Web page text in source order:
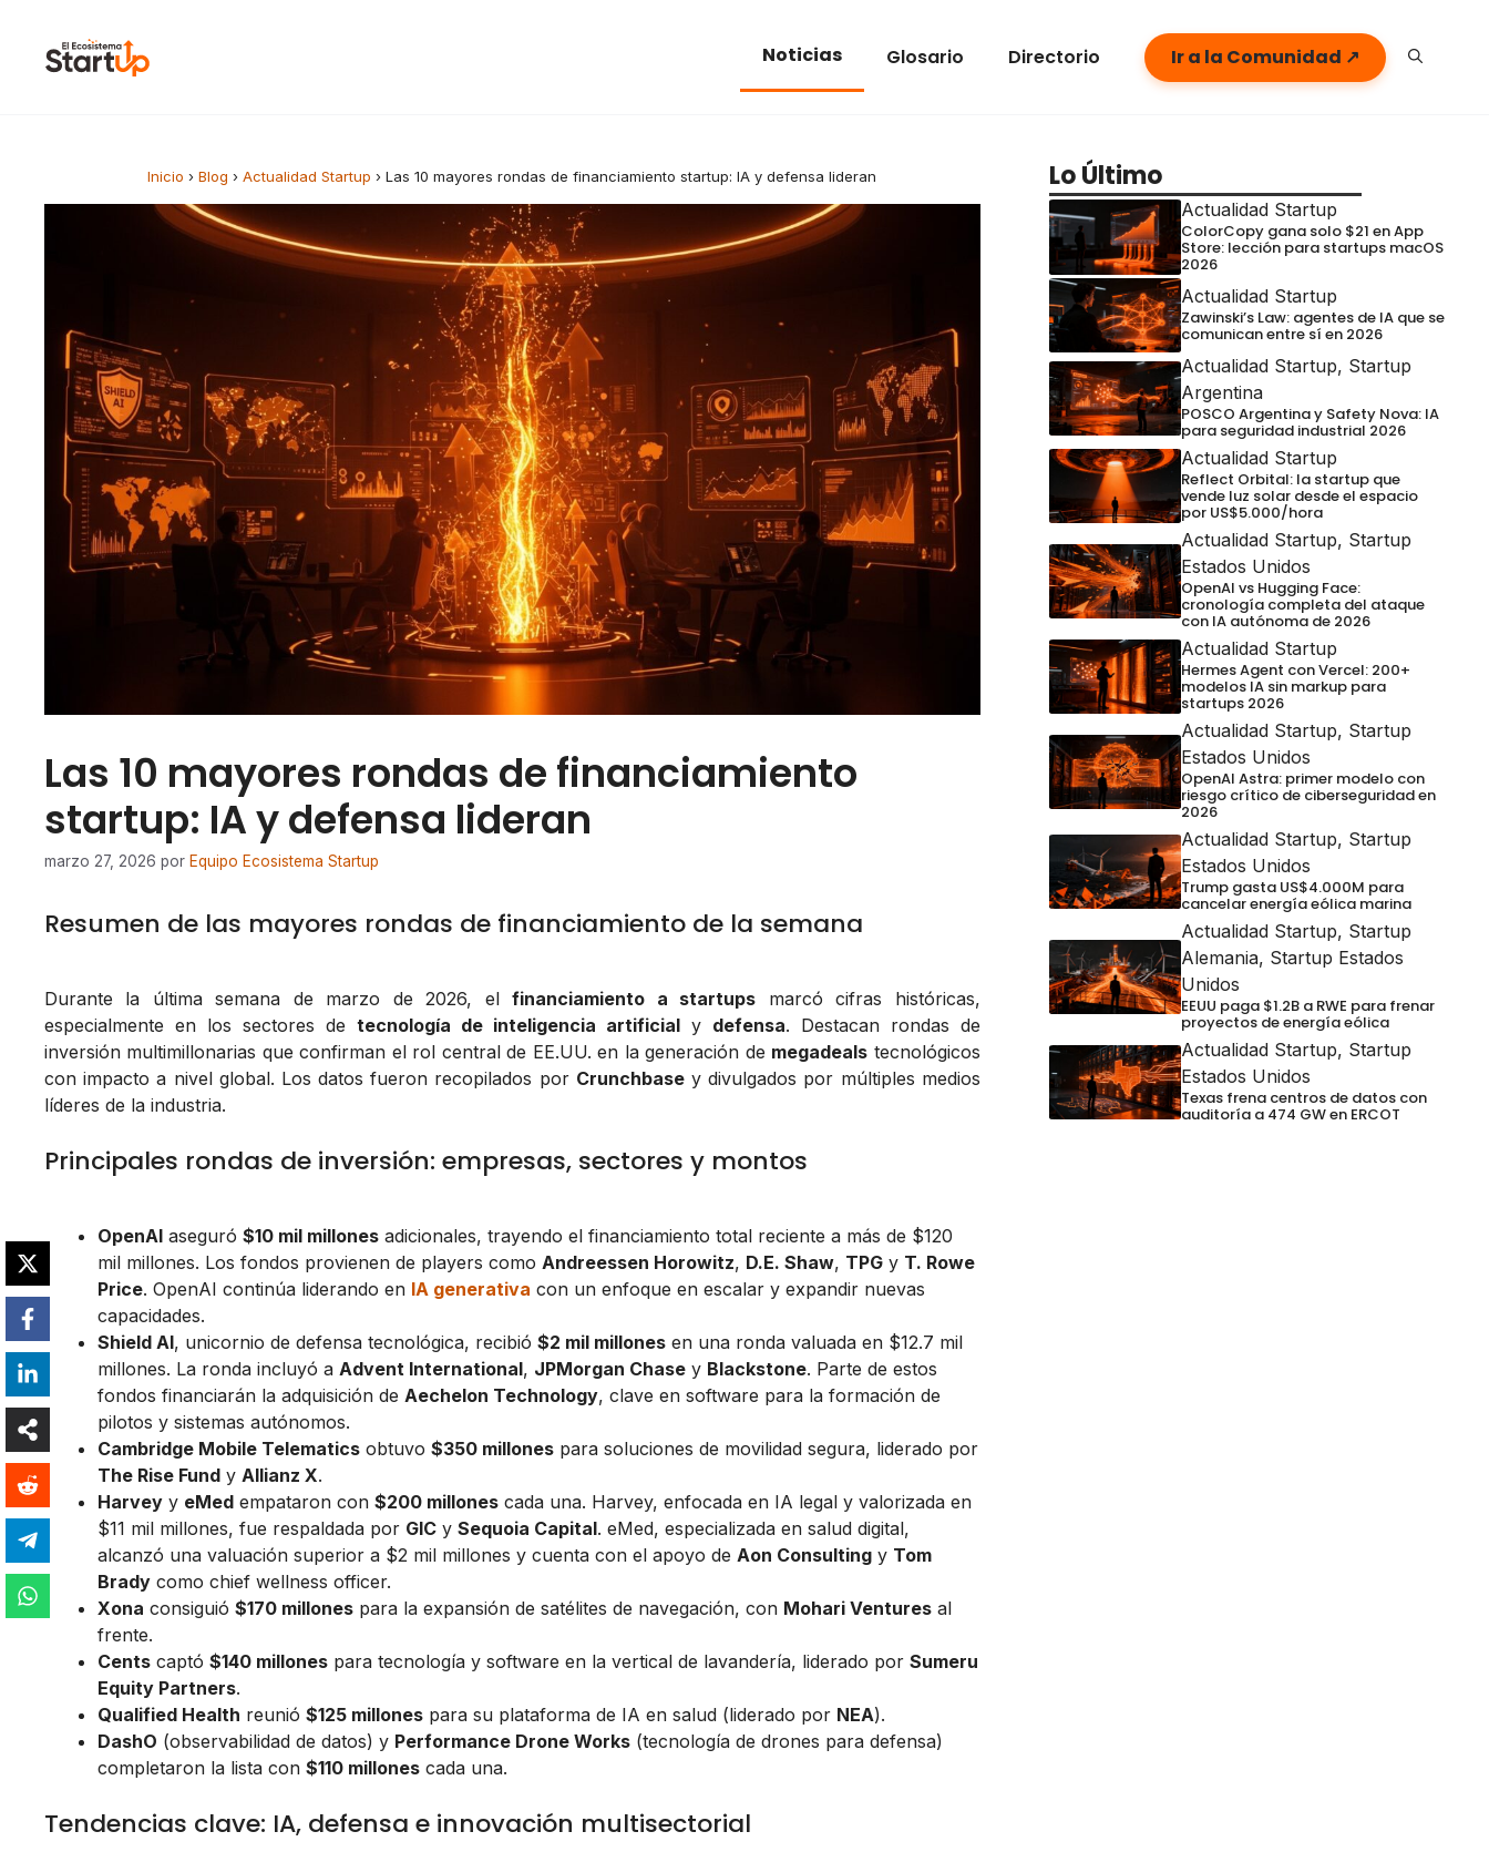
Noticias Glosario Directorio Ir a la Comunidad ↗
Inicio › Blog › Actualidad Startup › Las 10 mayores rondas de financiamiento startup: IA y defensa lideran
Las 10 mayores rondas de financiamiento
startup: IA y defensa lideran
marzo 27, 2026 por Equipo Ecosistema Startup
Resumen de las mayores rondas de financiamiento de la semana
Durante la última semana de marzo de 2026, elfinanciamiento a startups marcó cifras históricas,
especialmente en los sectores de tecnología de inteligencia artificialy defensa. Destacan rondas de
inversión multimillonarias que confirman el rol central de EE.UU. en la generación de megadeals tecnológicos
con impacto a nivel global. Los datos fueron recopilados por Crunchbasey divulgados por múltiples medios
líderes de la industria.
Principales rondas de inversión: empresas, sectores y montos
OpenAI aseguró $10 mil millones adicionales, trayendo el financiamiento total reciente a más de $120
mil millones. Los fondos provienen de players como Andreessen Horowitz, D.E. Shaw, TPG y T. Rowe
Price. OpenAI continúa liderando en IA generativa con un enfoque en escalar y expandir nuevas
capacidades.
Shield AI, unicornio de defensa tecnológica, recibió $2 mil millones en una ronda valuada en $12.7 mil
millones. La ronda incluyó a Advent International, JPMorgan Chase y Blackstone. Parte de estos
fondos financiarán la adquisición de Aechelon Technology, clave en software para la formación de
pilotos y sistemas autónomos.
Cambridge Mobile Telematics obtuvo $350 millones para soluciones de movilidad segura, liderado por
The Rise Fund y Allianz X.
Harvey y eMed empataron con $200 millones cada una. Harvey, enfocada en IA legal y valorizada en
$11 mil millones, fue respaldada por GIC y Sequoia Capital. eMed, especializada en salud digital,
alcanzó una valuación superior a $2 mil millones y cuenta con el apoyo de Aon Consulting y Tom
Brady como chief wellness officer.
Xona consiguió $170 millones para la expansión de satélites de navegación, con Mohari Ventures al
frente.
Cents captó $140 millones para tecnología y software en la vertical de lavandería, liderado por Sumeru
Equity Partners.
Qualified Health reunió $125 millones para su plataforma de IA en salud (liderado por NEA).
DashO (observabilidad de datos) y Performance Drone Works (tecnología de drones para defensa)
completaron la lista con $110 millones cada una.
Tendencias clave: IA, defensa e innovación multisectorial
Lo Último
Actualidad Startup
ColorCopy gana solo $21 en App
Store: lección para startups macOS
2026
Actualidad Startup
Zawinski’s Law: agentes de IA que se
comunican entre sí en 2026
Actualidad Startup, Startup
Argentina
POSCO Argentina y Safety Nova: IA
para seguridad industrial 2026
Actualidad Startup
Reflect Orbital: la startup que
vende luz solar desde el espacio
por US$5.000/hora
Actualidad Startup, Startup
Estados Unidos
OpenAI vs Hugging Face:
cronología completa del ataque
con IA autónoma de 2026
Actualidad Startup
Hermes Agent con Vercel: 200+
modelos IA sin markup para
startups 2026
Actualidad Startup, Startup
Estados Unidos
OpenAI Astra: primer modelo con
riesgo crítico de ciberseguridad en
2026
Actualidad Startup, Startup
Estados Unidos
Trump gasta US$4.000M para
cancelar energía eólica marina
Actualidad Startup, Startup
Alemania, Startup Estados
Unidos
EEUU paga $1.2B a RWE para frenar
proyectos de energía eólica
Actualidad Startup, Startup
Estados Unidos
Texas frena centros de datos con
auditoría a 474 GW en ERCOT